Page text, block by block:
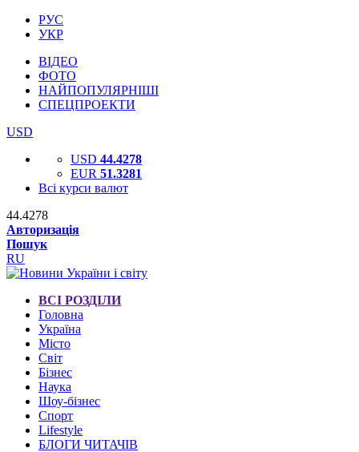
РУС
УКР
ВІДЕО
ФОТО
НАЙПОПУЛЯРНІШІ
СПЕЦПРОЕКТИ
USD
USD 44.4278
EUR 51.3281
Всі курси валют
44.4278
Авторизація
Пошук
RU
ВСІ РОЗДІЛИ
Головна
Україна
Місто
Світ
Бізнес
Наука
Шоу-бізнес
Спорт
Lifestyle
БЛОГИ ЧИТАЧІВ